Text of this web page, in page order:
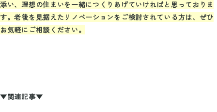
添い、理想の住まいを一緒につくりあげていければと思っておりま
す。老後を見据えたリノベーションをご検討されている方は、ぜひ
お気軽にご相談ください。
▼関連記事▼